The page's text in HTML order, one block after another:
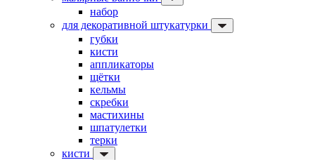
набор
для декоративной штукатурки
губки
кисти
аппликаторы
щётки
кельмы
скребки
мастихины
шпатулетки
терки
кисти